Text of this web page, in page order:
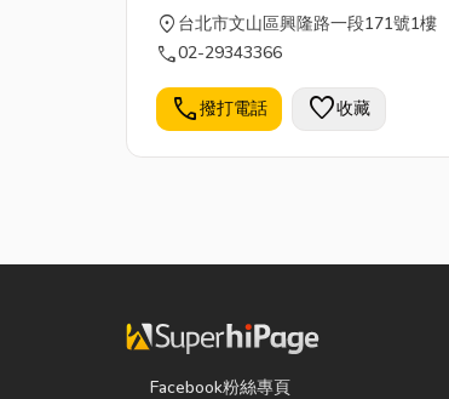
location_on 台北市文山區興隆路一段171號1樓
call02-29343366
call撥打電話 favorite收藏
Facebook粉絲專頁